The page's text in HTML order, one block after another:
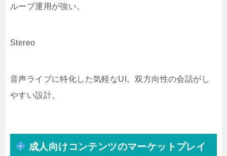
ループ運用が強い。
Stereo
音声ライブに特化した気軽なUI。双方向性の会話がし
やすい設計。
成人向けコンテンツのマーケットプレイ